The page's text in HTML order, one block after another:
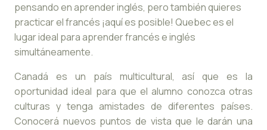
pensando en aprender inglés, pero también quieres
practicar el francés ¡aquí es posible! Quebec es el
lugar ideal para aprender francés e inglés
simultáneamente.
Canadá es un país multicultural, así que es la
oportunidad ideal para que el alumno conozca otras
culturas y tenga amistades de diferentes países.
Conocerá nuevos puntos de vista que le darán una